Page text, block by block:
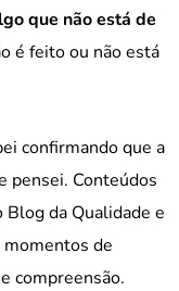
que não está de
é feito ou não está
confirmando que a
pensei. Conteúdos
da Qualidade e
de
compreensão.